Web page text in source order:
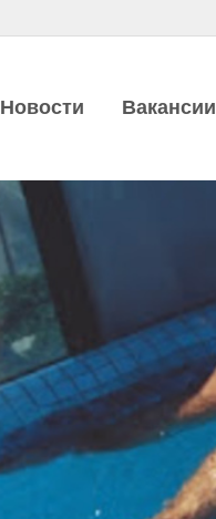
Новости Вакансии